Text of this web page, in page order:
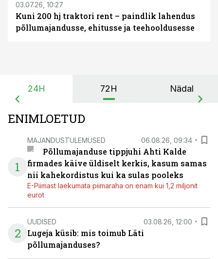
03.07.26, 10:27
Kuni 200 hj traktori rent – paindlik lahendus
põllumajandusse, ehitusse ja teehooldusesse
24H 72H Nädal
ENIMLOETUD
1
MAJANDUSTULEMUSED 06.08.26, 09:34
Põllumajanduse tippjuhi Ahti Kalde
firmades käive üldiselt kerkis, kasum samas
nii kahekordistus kui ka sulas pooleks
E-Piimast laekumata piimaraha on enam kui 1,2 miljonit
eurot
2
UUDISED 03.08.26, 12:00
Lugeja küsib: mis toimub Läti
põllumajanduses?